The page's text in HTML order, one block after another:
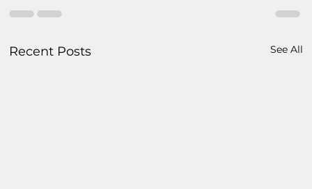
Recent Posts See All